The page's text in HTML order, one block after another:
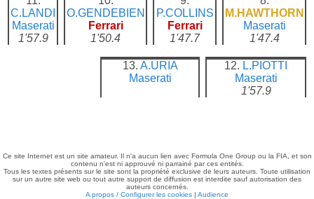
C.LANDI
Maserati
1'57.9
O.GENDEBIEN
Ferrari
1'50.4
P.COLLINS
Ferrari
1'47.7
M.HAWTHORN
Maserati
1'47.4
13. A.URIA
Maserati
12. L.PIOTTI
Maserati
1'57.9
Ce site Internet est un site amateur. Il n'a aucun lien avec Formula One Group ou la FIA, et son
contenu n'est ni approuvé ni parrainé par ces entités.
Tous les textes présents sur le site sont la propriété exclusive de leurs auteurs. Toute utilisation
sur un autre site web ou tout autre support de diffusion est interdite sauf autorisation des
auteurs concernés.
A propos / Configurer les cookies | Audience